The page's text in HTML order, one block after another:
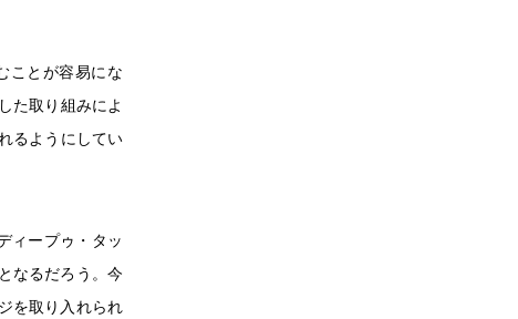
ことが容易にな
た取り組みによ
るようにしてい
ィープゥ・タッ
なるだろう。今
を取り入れられ